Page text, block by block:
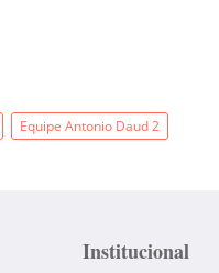
Equipe Antonio Daud 2
Institucional